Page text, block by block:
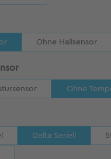
Ohne Hallsensor
auswählen
Ohne
Delta Seriell